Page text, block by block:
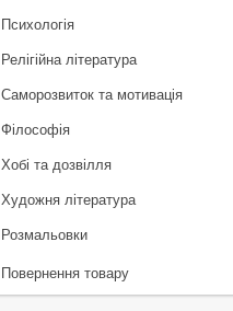
Психологія
Релігійна література
Саморозвиток та мотивація
Філософія
Хобі та дозвілля
Художня література
Розмальовки
Повернення товару